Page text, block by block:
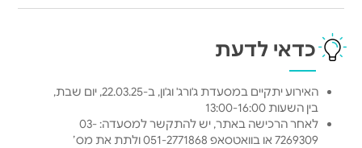
כדאי לדעת
האירוע יתקיים במסעדת ג'ורג' וג'ון, ב-22.03.25, יום שבת,
בין השעות 13:00-16:00
לאחר הרכישה באתר, יש להתקשר למסעדה: 03-
7269309 או בוואטסאפ 051-2771868 ולתת את מס׳